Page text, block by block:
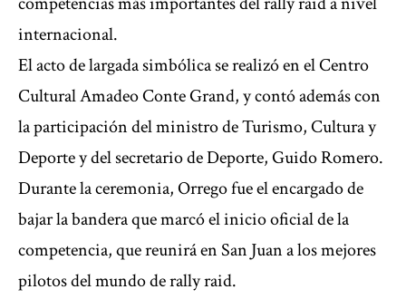
internacional.
El acto de largada simbólica se realizó en el Centro
Cultural Amadeo Conte Grand, y contó además con
la participación del ministro de Turismo, Cultura y
Deporte y del secretario de Deporte, Guido Romero.
Durante la ceremonia, Orrego fue el encargado de
bajar la bandera que marcó el inicio oficial de la
competencia, que reunirá en San Juan a los mejores
pilotos del mundo de rally raid.